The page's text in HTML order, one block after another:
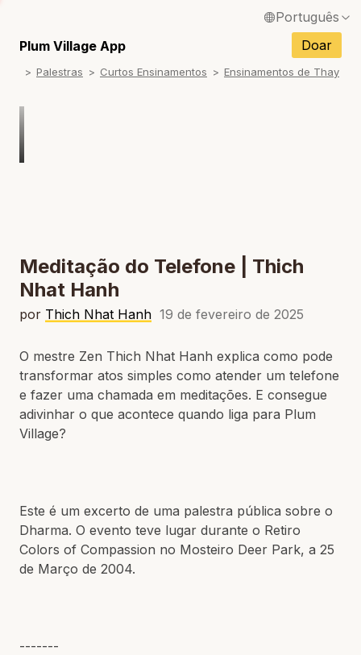
Português
Français / Francês
Plum Village App Doar
Palestras Curtos Ensinamentos Ensinamentos de Thay
Meditação do Telefone | Thich
Nhat Hanh
por Thich Nhat Hanh 19 de fevereiro de 2025
O mestre Zen Thich Nhat Hanh explica como pode
transformar atos simples como atender um telefone
e fazer uma chamada em meditações. E consegue
adivinhar o que acontece quando liga para Plum
Village?
Este é um excerto de uma palestra pública sobre o
Dharma. O evento teve lugar durante o Retiro
Colors of Compassion no Mosteiro Deer Park, a 25
de Março de 2004.
-------